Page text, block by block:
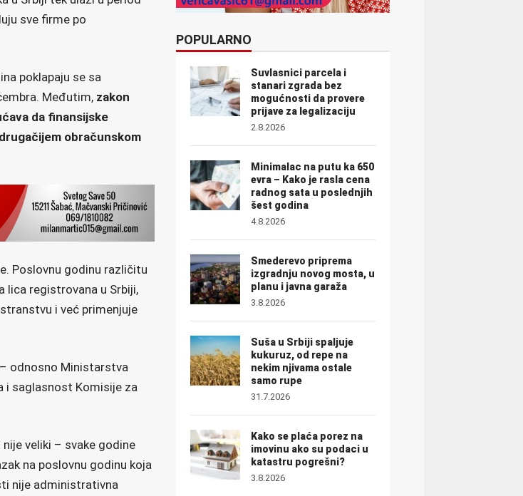
sve firme po
poklapaju se sa
Međutim, zakon
da finansijske
obračunskom
Poslovnu godinu različitu
lica registrovana u Srbiji,
i već primenjuje
odnosno Ministarstva
i saglasnost Komisije za
veliki – svake godine
na poslovnu godinu koja
nije administrativna
POPULARNO
Suvlasnici parcela i
stanari zgrada bez
mogućnosti da provere
prijave za legalizaciju
2.8.2026
Minimalac na putu ka 650
evra – Kako je rasla cena
radnog sata u poslednjih
šest godina
4.8.2026
Smederevo priprema
izgradnju novog mosta, u
planu i javna garaža
3.8.2026
Suša u Srbiji spaljuje
kukuruz, od repe na
nekim njivama ostale
samo rupe
31.7.2026
Kako se plaća porez na
imovinu ako su podaci u
katastru pogrešni?
3.8.2026